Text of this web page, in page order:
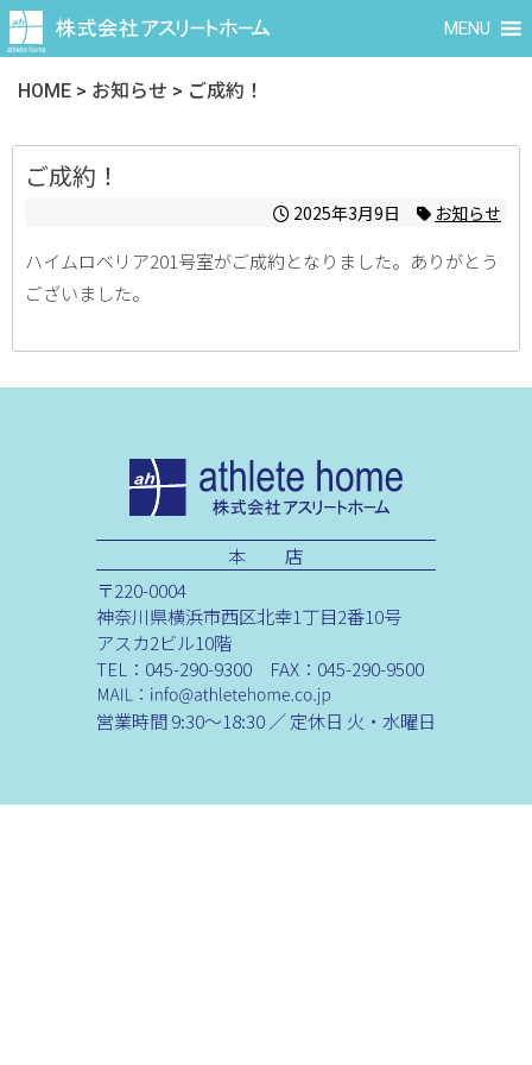
MENU
HOME > お知らせ > ご成約！
ご成約！
2025年3月9日 お知らせ
ハイムロベリア201号室がご成約となりました。ありがとう
ございました。
本 店
〒220-0004
神奈川県横浜市西区北幸1丁目2番10号
アスカ2ビル10階
TEL：045-290-9300 FAX：045-290-9500
営業時間 9:30～18:30 ／ 定休日 火・水曜日